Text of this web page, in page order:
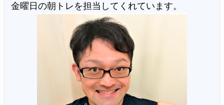
金曜日の朝トレを担当してくれています。